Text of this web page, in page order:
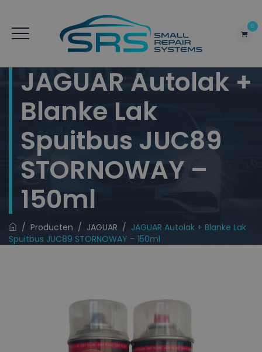
0
JAGUAR Autolak +
Blanke Lak
Spuitbus JUC89
STORNOWAY –
150ml
/ Producten / JAGUAR / JAGUAR Autolak + Blanke Lak
Spuitbus JUC89 STORNOWAY – 150ml